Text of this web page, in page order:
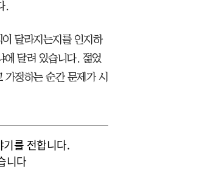
.
달라지는지를 인지하
에 달려 있습니다. 젊었
정하는 순간 문제가 시
를 전합니다.
니다